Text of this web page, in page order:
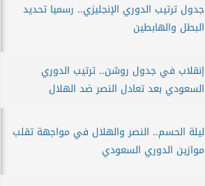
جدول ترتيب الدوري الإنجليزي.. رسميا تحديد
البطل والهابطين
إنقلاب في جدول روشن.. ترتيب الدوري
السعودي بعد تعادل النصر ضد الهلال
ليلة الحسم.. النصر والهلال في مواجهة تقلب
موازين الدوري السعودي